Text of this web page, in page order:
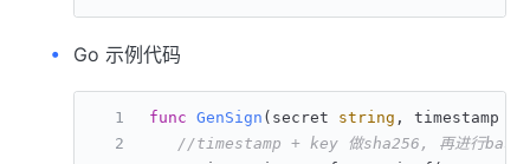
Go 示例代码
func GenSign (secret string , timestamp
//timestamp + key 做sha256, 再进行